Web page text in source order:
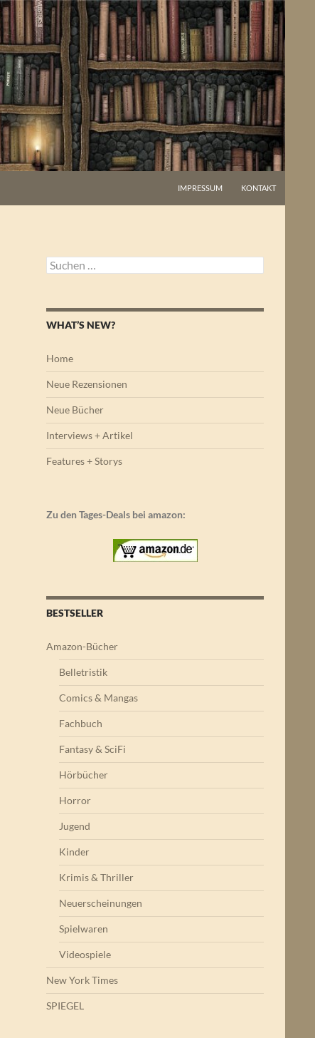
IMPRESSUM KONTAKT
Suchen
nach:
WHAT’S NEW?
Home
Neue Rezensionen
Neue Bücher
Interviews + Artikel
Features + Storys
Zu den Tages-Deals bei amazon:
BESTSELLER
Amazon-Bücher
Belletristik
Comics & Mangas
Fachbuch
Fantasy & SciFi
Hörbücher
Horror
Jugend
Kinder
Krimis & Thriller
Neuerscheinungen
Spielwaren
Videospiele
New York Times
SPIEGEL